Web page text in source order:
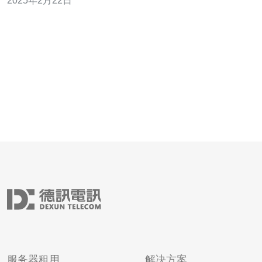
的选择。 谷歌台湾VPS以其卓越的性能而闻名。首先，谷
服务器租用 解决方案